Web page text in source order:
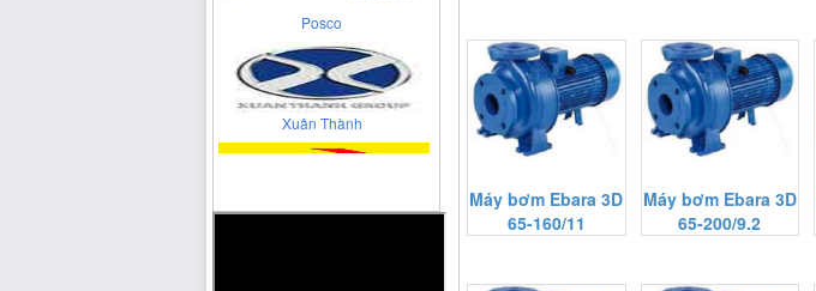
Xuân Thành
Máy bơm Ebara 3D
65-160/11
Máy bơm Ebara 3D
65-200/9.2